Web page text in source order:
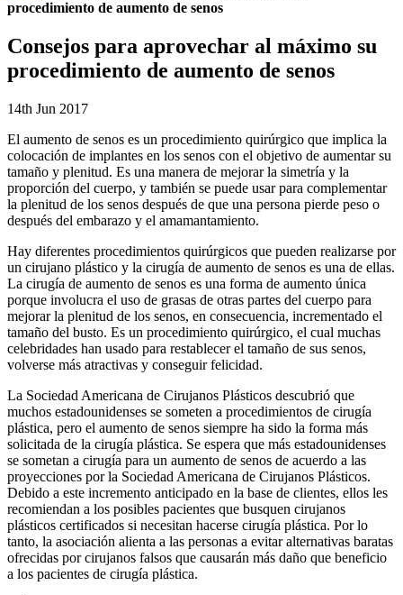
procedimiento de aumento de senos
Consejos para aprovechar al máximo su
procedimiento de aumento de senos
14th Jun 2017
El aumento de senos es un procedimiento quirúrgico que implica la
colocación de implantes en los senos con el objetivo de aumentar su
tamaño y plenitud. Es una manera de mejorar la simetría y la
proporción del cuerpo, y también se puede usar para complementar
la plenitud de los senos después de que una persona pierde peso o
después del embarazo y el amamantamiento.
Hay diferentes procedimientos quirúrgicos que pueden realizarse por
un cirujano plástico y la cirugía de aumento de senos es una de ellas.
La cirugía de aumento de senos es una forma de aumento única
porque involucra el uso de grasas de otras partes del cuerpo para
mejorar la plenitud de los senos, en consecuencia, incrementado el
tamaño del busto. Es un procedimiento quirúrgico, el cual muchas
celebridades han usado para restablecer el tamaño de sus senos,
volverse más atractivas y conseguir felicidad.
La Sociedad Americana de Cirujanos Plásticos descubrió que
muchos estadounidenses se someten a procedimientos de cirugía
plástica, pero el aumento de senos siempre ha sido la forma más
solicitada de la cirugía plástica. Se espera que más estadounidenses
se sometan a cirugía para un aumento de senos de acuerdo a las
proyecciones por la Sociedad Americana de Cirujanos Plásticos.
Debido a este incremento anticipado en la base de clientes, ellos les
recomiendan a los posibles pacientes que busquen cirujanos
plásticos certificados si necesitan hacerse cirugía plástica. Por lo
tanto, la asociación alienta a las personas a evitar alternativas baratas
ofrecidas por cirujanos falsos que causarán más daño que beneficio
a los pacientes de cirugía plástica.